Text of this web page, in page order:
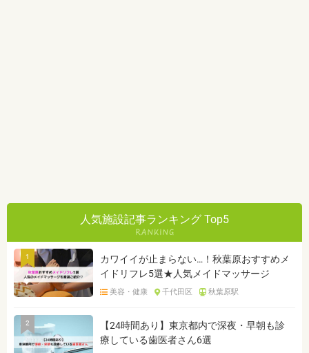
人気施設記事ランキング Top5
1
カワイイが止まらない…！秋葉原おすすめメ
イドリフレ5選★人気メイドマッサージ
美容・健康 千代田区 秋葉原駅
2
【24時間あり】東京都内で深夜・早朝も診
療している歯医者さん6選